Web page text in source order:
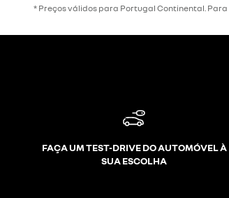
* Preços válidos para Portugal Continental.
FAÇA UM TEST-DRIVE DO AUTOMÓVEL À
SUA ESCOLHA